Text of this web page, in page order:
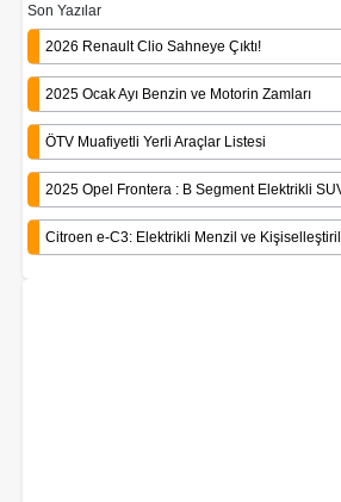
Son Yazılar
2026 Renault Clio Sahneye Çıktı!
2025 Ocak Ayı Benzin ve Motorin Zamları
ÖTV Muafiyetli Yerli Araçlar Listesi
2025 Opel Frontera : B Segment Elektrikli
Citroen e-C3: Elektrikli Menzil ve